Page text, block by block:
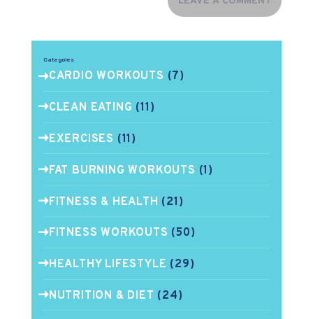
Categoies
CARDIO WORKOUTS (7)
CLEAN EATING (11)
EXERCISES (11)
FAT BURNING WORKOUTS (1)
FITNESS & HEALTH (21)
FITNESS WORKOUTS (50)
HEALTHY LIFESTYLE (29)
NUTRITION & DIET (24)